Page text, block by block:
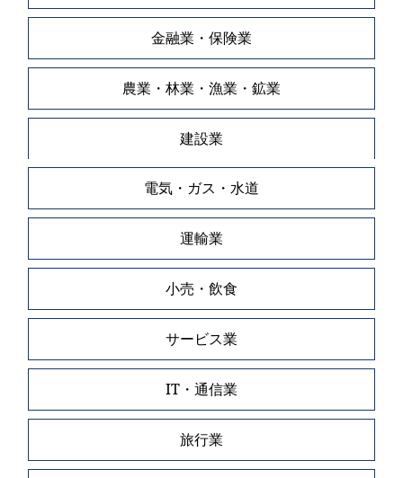
金融業・保険業
農業・林業・漁業・鉱業
建設業
電気・ガス・水道
運輸業
小売・飲食
サービス業
IT・通信業
旅行業